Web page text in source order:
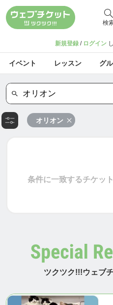
検
新規登録 / ログイン
イベント レッスン グ
オリオン
条件に一致するチケッ
ツクツク!!!ウェブ